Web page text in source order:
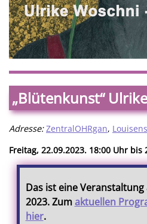
„Blütenkunst“
Adresse: ZentralOHRgan,
Freitag, 22.09.2023. 18:00 Uhr bis
Das ist eine Veranstaltung
2023. Zumaktuellen
hier.